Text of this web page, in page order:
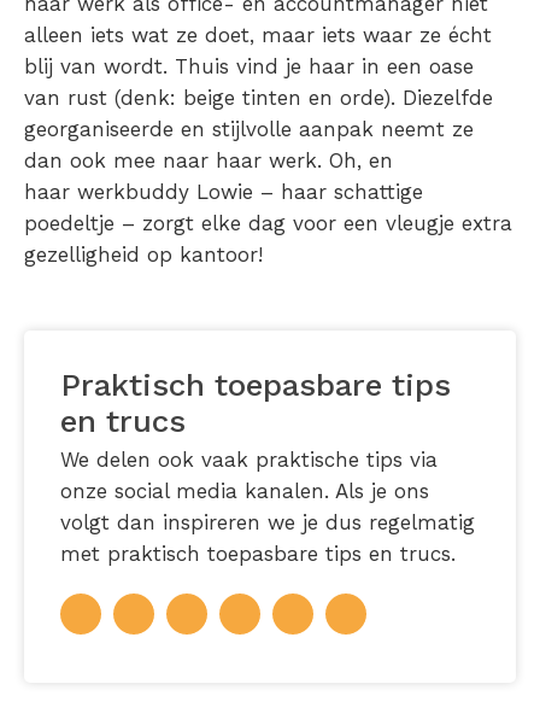
alleen iets wat ze doet, maar iets waar ze écht
blij van wordt. Thuis vind je haar in een oase
van rust (denk: beige tinten en orde). Diezelfde
georganiseerde en stijlvolle aanpak neemt ze
dan ook mee naar haar werk. Oh, en
haar werkbuddy Lowie – haar schattige
poedeltje – zorgt elke dag voor een vleugje extra
gezelligheid op kantoor!
Praktisch toepasbare tips
en trucs
We delen ook vaak praktische tips via
onze social media kanalen. Als je ons
volgt dan inspireren we je dus regelmatig
met praktisch toepasbare tips en trucs.